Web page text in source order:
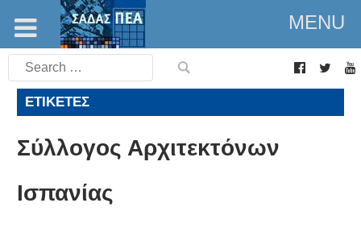
MENU
Search
for:
ΕΤΙΚΈΤΕΣ
Σύλλογος Αρχιτεκτόνων
Ισπανίας